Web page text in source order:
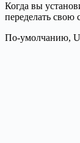
Когда вы
переделать свою
По-умолчанию,